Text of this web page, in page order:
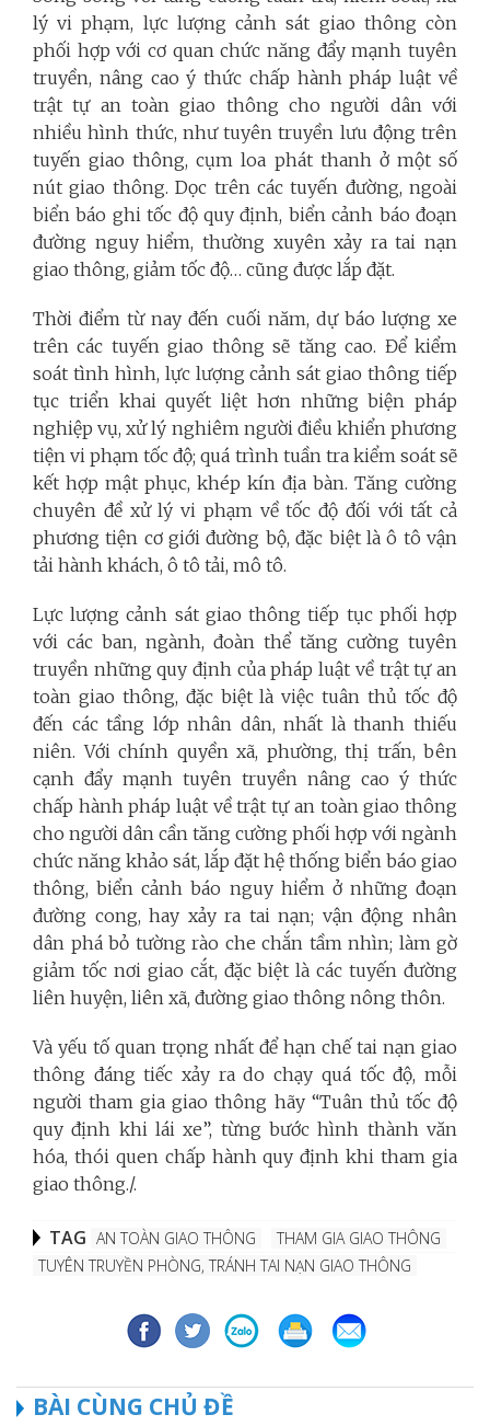
lý vi phạm, lực lượng cảnh sát giao thông còn
phối hợp với cơ quan chức năng đẩy mạnh tuyên
truyền, nâng cao ý thức chấp hành pháp luật về
trật tự an toàn giao thông cho người dân với
nhiều hình thức, như tuyên truyền lưu động trên
tuyến giao thông, cụm loa phát thanh ở một số
nút giao thông. Dọc trên các tuyến đường, ngoài
biển báo ghi tốc độ quy định, biển cảnh báo đoạn
đường nguy hiểm, thường xuyên xảy ra tai nạn
giao thông, giảm tốc độ… cũng được lắp đặt.
Thời điểm từ nay đến cuối năm, dự báo lượng xe
trên các tuyến giao thông sẽ tăng cao. Để kiểm
soát tình hình, lực lượng cảnh sát giao thông tiếp
tục triển khai quyết liệt hơn những biện pháp
nghiệp vụ, xử lý nghiêm người điều khiển phương
tiện vi phạm tốc độ; quá trình tuần tra kiểm soát sẽ
kết hợp mật phục, khép kín địa bàn. Tăng cường
chuyên đề xử lý vi phạm về tốc độ đối với tất cả
phương tiện cơ giới đường bộ, đặc biệt là ô tô vận
tải hành khách, ô tô tải, mô tô.
Lực lượng cảnh sát giao thông tiếp tục phối hợp
với các ban, ngành, đoàn thể tăng cường tuyên
truyền những quy định của pháp luật về trật tự an
toàn giao thông, đặc biệt là việc tuân thủ tốc độ
đến các tầng lớp nhân dân, nhất là thanh thiếu
niên. Với chính quyền xã, phường, thị trấn, bên
cạnh đẩy mạnh tuyên truyền nâng cao ý thức
chấp hành pháp luật về trật tự an toàn giao thông
cho người dân cần tăng cường phối hợp với ngành
chức năng khảo sát, lắp đặt hệ thống biển báo giao
thông, biển cảnh báo nguy hiểm ở những đoạn
đường cong, hay xảy ra tai nạn; vận động nhân
dân phá bỏ tường rào che chắn tầm nhìn; làm gờ
giảm tốc nơi giao cắt, đặc biệt là các tuyến đường
liên huyện, liên xã, đường giao thông nông thôn.
Và yếu tố quan trọng nhất để hạn chế tai nạn giao
thông đáng tiếc xảy ra do chạy quá tốc độ, mỗi
người tham gia giao thông hãy “Tuân thủ tốc độ
quy định khi lái xe”, từng bước hình thành văn
hóa, thói quen chấp hành quy định khi tham gia
giao thông./.
TAG AN TOÀN GIAO THÔNG
THAM GIA GIAO THÔNG
TUYÊN TRUYỀN PHÒNG, TRÁNH TAI NẠN GIAO THÔNG
BÀI CÙNG CHỦ ĐỀ